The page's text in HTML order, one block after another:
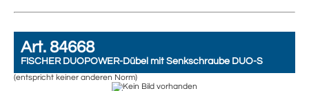
Art. 84668
FISCHER DUOPOWER-Dübel mit Senkschraube DUO-S
(entspricht keiner anderen Norm)